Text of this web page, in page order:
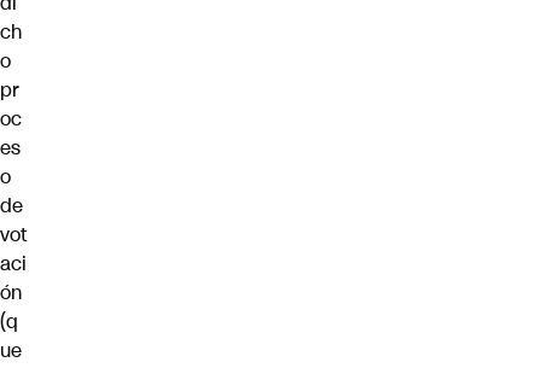
ch
o
pr
oc
es
o
de
vot
aci
ón
(q
ue